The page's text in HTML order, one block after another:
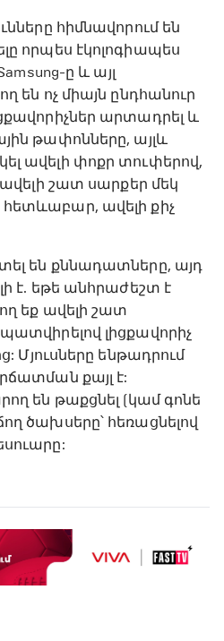
հիմնավորում են
որպես էկոլոգիապես
ը և այլ
են ոչ միայն ընդհանուր
արտադրել և
թափոնները, այլև
ավելի փոքր տուփերով,
ավելի շատ սարքեր մեկ
ավելի քիչ
են քննադատները, այդ
է. եթե անհրաժեշտ է
եք ավելի շատ
լիցքավորիչ
Մյուսները ենթադրում
քայլ է:
են թաքցնել (կամ գոնե
ծախսերը՝ հեռացնելով